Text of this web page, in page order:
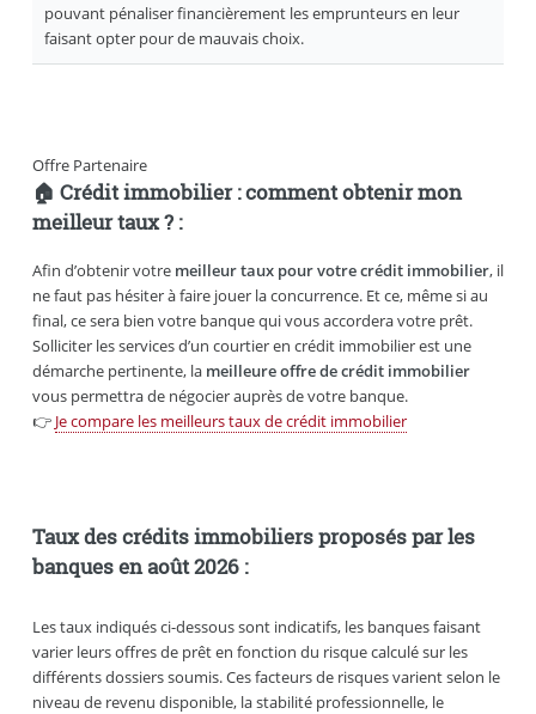
pouvant pénaliser financièrement les emprunteurs en leur
faisant opter pour de mauvais choix.
Offre Partenaire
🏠 Crédit immobilier : comment obtenir mon
meilleur taux ? :
Afin d’obtenir votre meilleur taux pour votre crédit immobilier, il
ne faut pas hésiter à faire jouer la concurrence. Et ce, même si au
final, ce sera bien votre banque qui vous accordera votre prêt.
Solliciter les services d’un courtier en crédit immobilier est une
démarche pertinente, la meilleure offre de crédit immobilier
vous permettra de négocier auprès de votre banque.
👉 Je compare les meilleurs taux de crédit immobilier
Taux des crédits immobiliers proposés par les
banques en août 2026 :
Les taux indiqués ci-dessous sont indicatifs, les banques faisant
varier leurs offres de prêt en fonction du risque calculé sur les
différents dossiers soumis. Ces facteurs de risques varient selon le
niveau de revenu disponible, la stabilité professionnelle, le